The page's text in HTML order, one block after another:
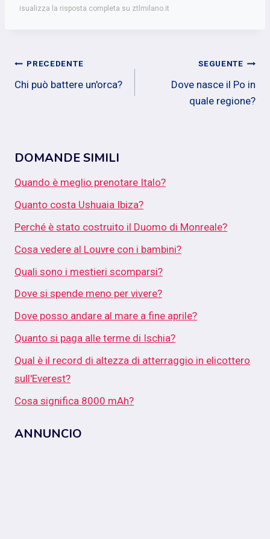
isualizza la risposta completa su ztlmilano.it
Navigazione
articoli
PRECEDENTE
Chi può battere un'orca?
SEGUENTE
Dove nasce il Po in
quale regione?
DOMANDE SIMILI
Quando è meglio prenotare Italo?
Quanto costa Ushuaia Ibiza?
Perché è stato costruito il Duomo di Monreale?
Cosa vedere al Louvre con i bambini?
Quali sono i mestieri scomparsi?
Dove si spende meno per vivere?
Dove posso andare al mare a fine aprile?
Quanto si paga alle terme di Ischia?
Qual è il record di altezza di atterraggio in elicottero
sull'Everest?
Cosa significa 8000 mAh?
ANNUNCIO